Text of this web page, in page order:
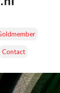
Contact